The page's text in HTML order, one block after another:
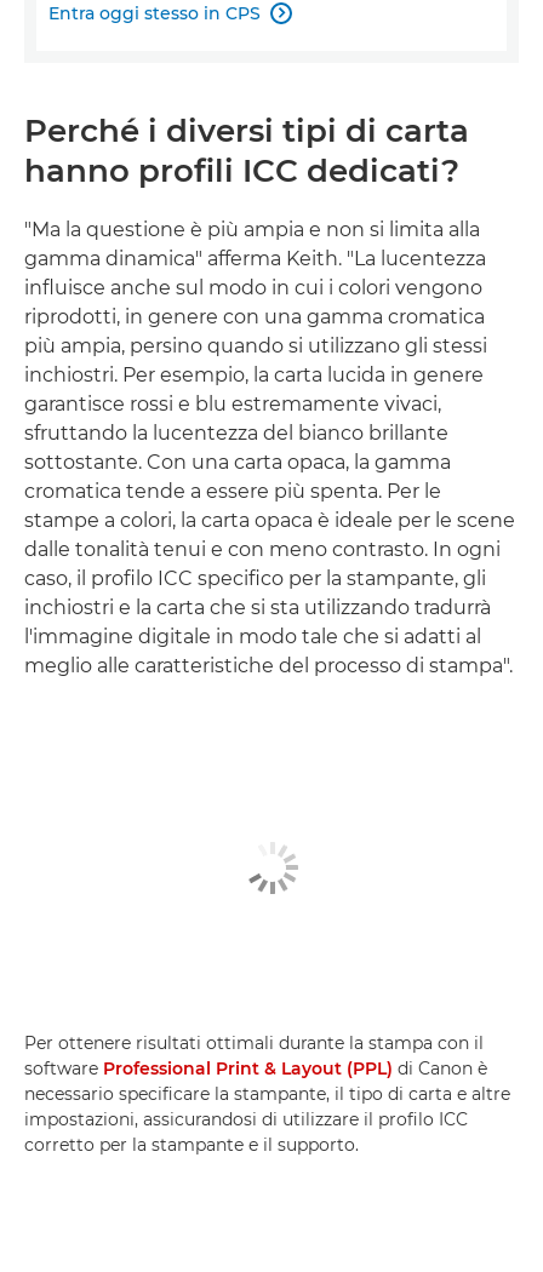
Entra oggi stesso in CPS 
Perché i diversi tipi di carta
hanno profili ICC dedicati?
"Ma la questione è più ampia e non si limita alla
gamma dinamica" afferma Keith. "La lucentezza
influisce anche sul modo in cui i colori vengono
riprodotti, in genere con una gamma cromatica
più ampia, persino quando si utilizzano gli stessi
inchiostri. Per esempio, la carta lucida in genere
garantisce rossi e blu estremamente vivaci,
sfruttando la lucentezza del bianco brillante
sottostante. Con una carta opaca, la gamma
cromatica tende a essere più spenta. Per le
stampe a colori, la carta opaca è ideale per le scene
dalle tonalità tenui e con meno contrasto. In ogni
caso, il profilo ICC specifico per la stampante, gli
inchiostri e la carta che si sta utilizzando tradurrà
l'immagine digitale in modo tale che si adatti al
meglio alle caratteristiche del processo di stampa".
Per ottenere risultati ottimali durante la stampa con il
software Professional Print & Layout (PPL) di Canon è
necessario specificare la stampante, il tipo di carta e altre
impostazioni, assicurandosi di utilizzare il profilo ICC
corretto per la stampante e il supporto.